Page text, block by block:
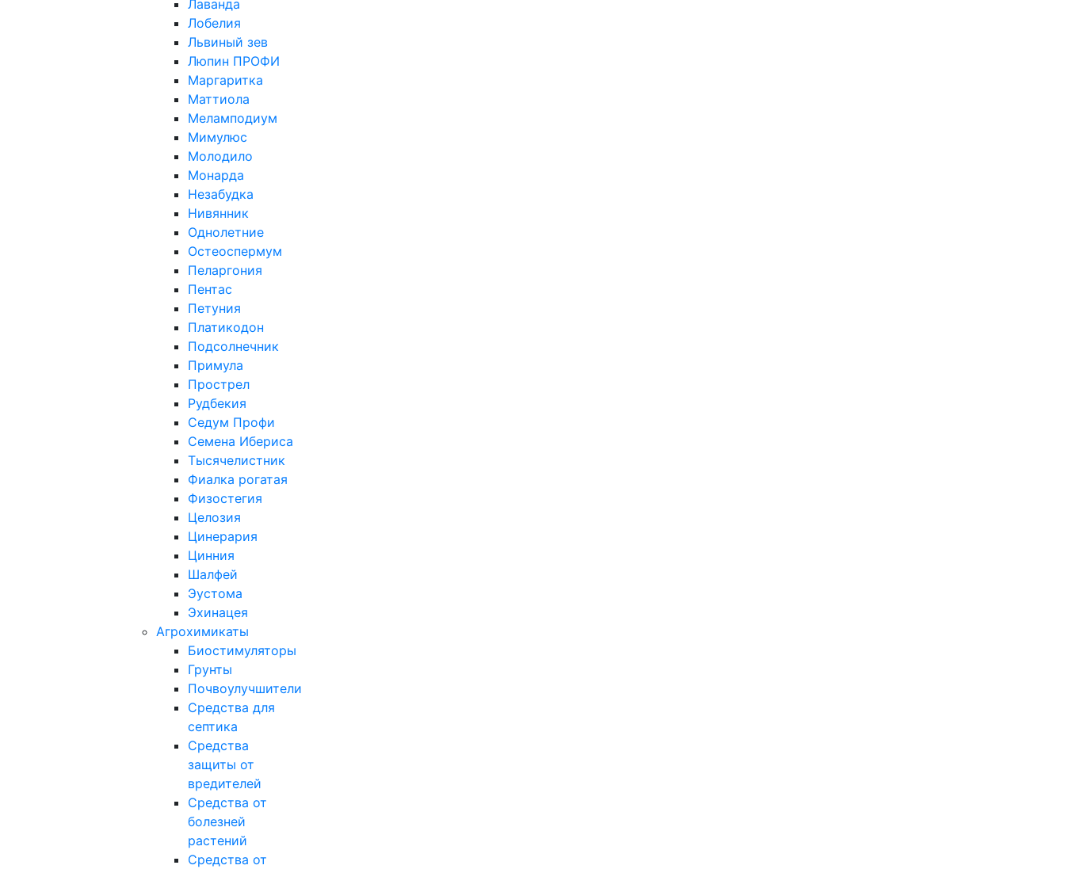
Лаванда
Лобелия
Львиный зев
Люпин ПРОФИ
Маргаритка
Маттиола
Меламподиум
Мимулюс
Молодило
Монарда
Незабудка
Нивянник
Однолетние
Остеоспермум
Пеларгония
Пентас
Петуния
Платикодон
Подсолнечник
Примула
Прострел
Рудбекия
Седум Профи
Семена Ибериса
Тысячелистник
Фиалка рогатая
Физостегия
Целозия
Цинерария
Цинния
Шалфей
Эустома
Эхинацея
Агрохимикаты
Биостимуляторы
Грунты
Почвоулучшители
Средства для
септика
Средства
защиты от
вредителей
Средства от
болезней
растений
Средства от